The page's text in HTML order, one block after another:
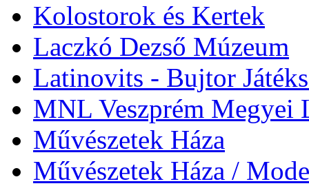
Kolostorok és Kertek
Laczkó Dezső Múzeum
Latinovits - Bujtor
MNL Veszprém Megyei
Művészetek Háza
Művészetek Háza /